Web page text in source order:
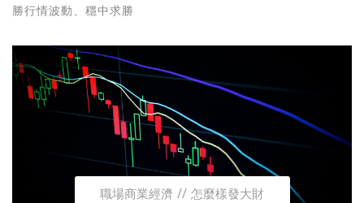
勝行情波動、穩中求勝
職場商業經濟 怎麼樣發大財